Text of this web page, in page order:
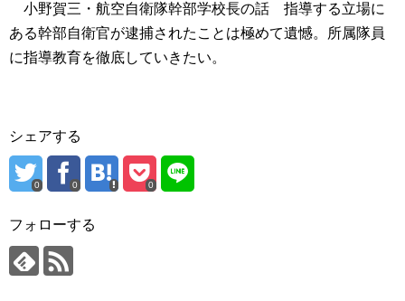
小野賀三・航空自衛隊幹部学校長の話 指導する立場に
ある幹部自衛官が逮捕されたことは極めて遺憾。所属隊員
に指導教育を徹底していきたい。
シェアする
0 0 0
フォローする